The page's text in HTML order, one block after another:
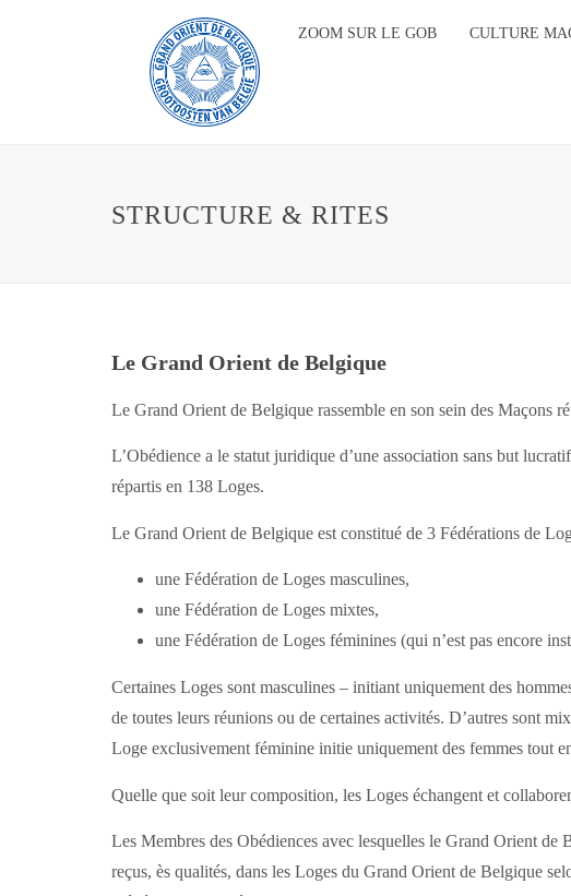
ZOOM SUR LE GOB CULTURE
STRUCTURE & RITES
Le Grand Orient de Belgique
Le Grand Orient de Belgique rassemble en son sein des Maçons
L’Obédience a le statut juridique d’une association sans but
répartis en 138 Loges.
Le Grand Orient de Belgique est constitué de 3 Fédérations de
une Fédération de Loges masculines,
une Fédération de Loges mixtes,
une Fédération de Loges féminines (qui n’est pas encore
Certaines Loges sont masculines – initiant uniquement des
de toutes leurs réunions ou de certaines activités. D’autres sont
Loge exclusivement féminine initie uniquement des femmes tout
Quelle que soit leur composition, les Loges échangent et
Les Membres des Obédiences avec lesquelles le Grand Orient de
reçus, ès qualités, dans les Loges du Grand Orient de Belgique